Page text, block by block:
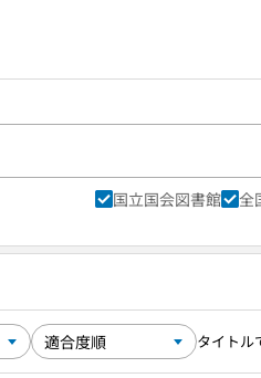
国立国会図書館 全
タイトル